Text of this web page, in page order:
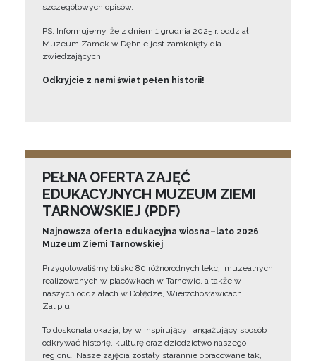
szczegółowych opisów.
PS. Informujemy, że z dniem 1 grudnia 2025 r. oddział
Muzeum Zamek w Dębnie jest zamknięty dla
zwiedzających.
Odkryjcie z nami świat pełen historii!
PEŁNA OFERTA ZAJĘĆ
EDUKACYJNYCH MUZEUM ZIEMI
TARNOWSKIEJ (PDF)
Najnowsza oferta edukacyjna wiosna–lato 2026
Muzeum Ziemi Tarnowskiej
Przygotowaliśmy blisko 80 różnorodnych lekcji muzealnych
realizowanych w placówkach w Tarnowie, a także w
naszych oddziałach w Dołędze, Wierzchosławicach i
Zalipiu.
To doskonała okazja, by w inspirujący i angażujący sposób
odkrywać historię, kulturę oraz dziedzictwo naszego
regionu. Nasze zajęcia zostały starannie opracowane tak,